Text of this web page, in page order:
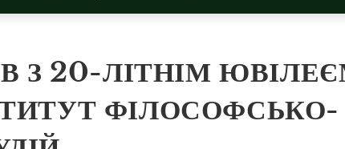
З 20-ЛІТНІМ
ФІЛОСОФСЬКО-